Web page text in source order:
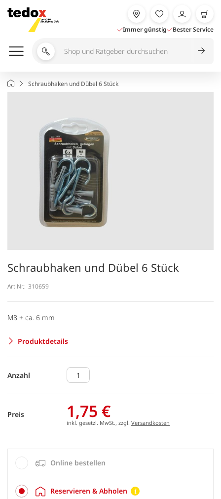
Inhalt
springen
Immer günstig Bester Service
Shop
durchsuchen
StartseiteSchraubhaken und Dübel 6 Stück
Schraubhaken und Dübel 6 Stück
Art.Nr.: 310659
M8 + ca. 6 mm
Produktdetails
Anzahl
Preis 1,75 €
inkl. gesetzl. MwSt., zzgl. Versandkosten
Online bestellen
Reservieren & Abholen